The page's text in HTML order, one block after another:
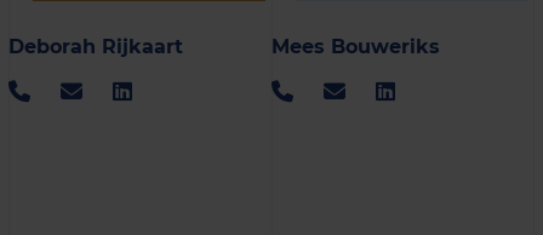
Deborah Rijkaart Mees Bouweriks